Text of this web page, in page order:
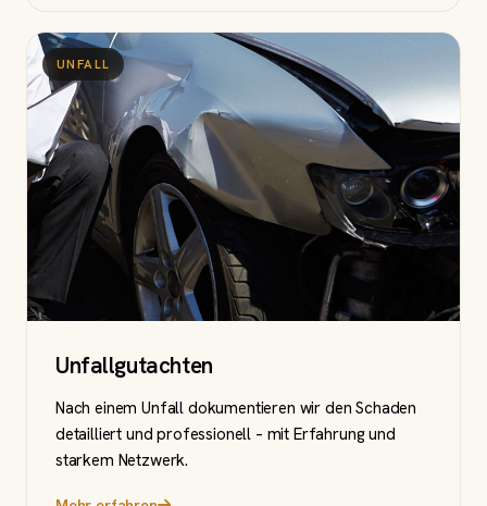
UNFALL
Unfallgutachten
Nach einem Unfall dokumentieren wir den Schaden
detailliert und professionell – mit Erfahrung und
starkem Netzwerk.